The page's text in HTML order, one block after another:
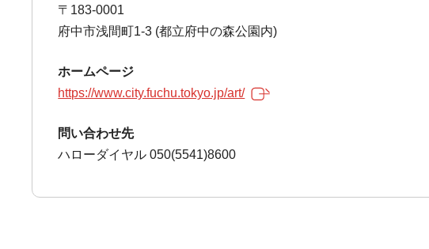
〒183-0001
府中市浅間町1-3 (都立府中の森公園内)
ホームページ
https://www.city.fuchu.tokyo.jp/art/
問い合わせ先
ハローダイヤル 050(5541)8600